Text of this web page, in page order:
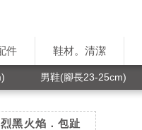
件 鞋材。清潔
男鞋(腳長23-25cm)
黑火焰．包趾